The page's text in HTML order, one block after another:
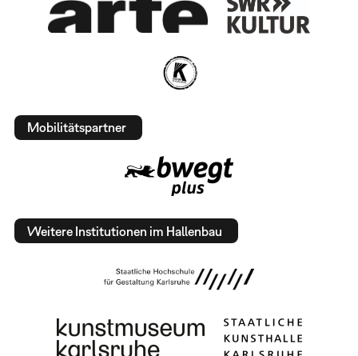
Mobilitätspartner
Weitere Institutionen im Hallenbau